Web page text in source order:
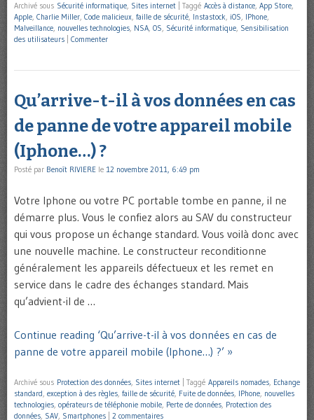
Archivé sous Sécurité informatique, Sites internet Taggé Accès à distance, App Store,
Apple, Charlie Miller, Code malicieux, faille de sécurité, Instastock, iOS, IPhone,
Malveillance, nouvelles technologies, NSA, OS, Sécurité informatique, Sensibilisation
des utilisateurs
Commenter
Qu’arrive-t-il à vos données en cas
de panne de votre appareil mobile
(Iphone…) ?
Posté par Benoît RIVIERE le 12 novembre 2011, 6:49 pm
Votre Iphone ou votre PC portable tombe en panne, il ne
démarre plus. Vous le confiez alors au SAV du constructeur
qui vous propose un échange standard. Vous voilà donc avec
une nouvelle machine. Le constructeur reconditionne
généralement les appareils défectueux et les remet en
service dans le cadre des échanges standard. Mais
qu’advient-il de …
Continue reading ‘Qu’arrive-t-il à vos données en cas de
panne de votre appareil mobile (Iphone…) ?’ »
Archivé sous Protection des données, Sites internet Taggé Appareils nomades, Echange
standard, exception à des règles, faille de sécurité, Fuite de données, IPhone, nouvelles
technologies, opérateurs de téléphonie mobile, Perte de données, Protection des
données, SAV, Smartphones 2 commentaires